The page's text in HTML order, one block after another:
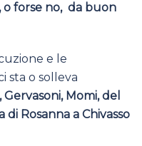
o forse no, da buon
e le
sta o solleva
Momi, del
Rosanna a Chivasso